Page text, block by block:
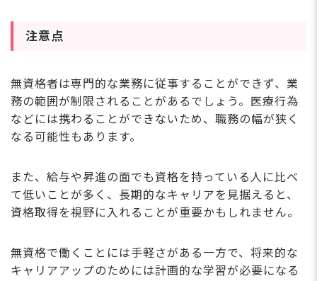
注意点
無資格者は専門的な業務に従事することができず、業
務の範囲が制限されることがあるでしょう。医療行為
などには携わることができないため、職務の幅が狭く
なる可能性もあります。
また、給与や昇進の面でも資格を持っている人に比べ
て低いことが多く、長期的なキャリアを見据えると、
資格取得を視野に入れることが重要かもしれません。
無資格で働くことには手軽さがある一方で、将来的な
キャリアアップのためには計画的な学習が必要になる